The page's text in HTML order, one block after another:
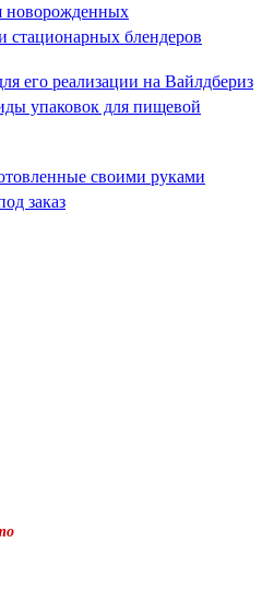
новорожденных
блендеров
его реализации на Вайлдбериз
упаковок для пищевой
своими руками
заказ